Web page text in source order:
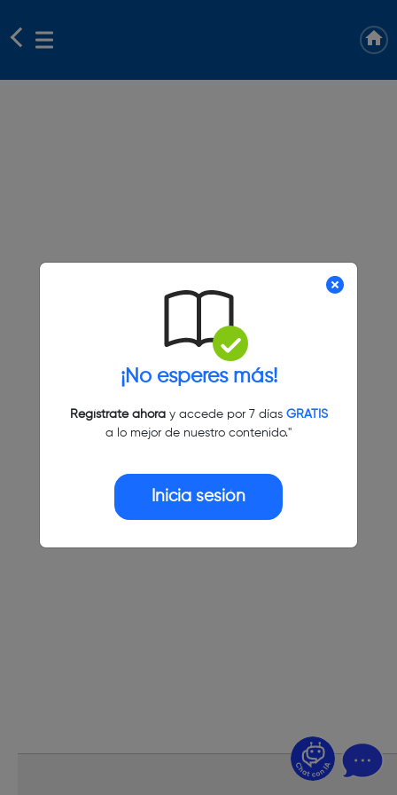
¡No esperes más!
Regístrate ahoray accede por 7 días GRATIS
a lo mejor de nuestro contenido."
Inicia sesión